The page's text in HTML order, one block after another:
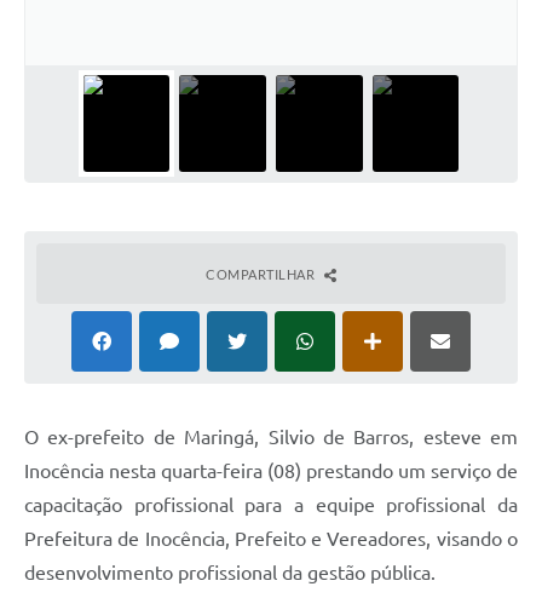
COMPARTILHAR
O ex-prefeito de Maringá, Silvio de Barros, esteve em
Inocência nesta quarta-feira (08) prestando um serviço de
capacitação profissional para a equipe profissional da
Prefeitura de Inocência, Prefeito e Vereadores, visando o
desenvolvimento profissional da gestão pública.